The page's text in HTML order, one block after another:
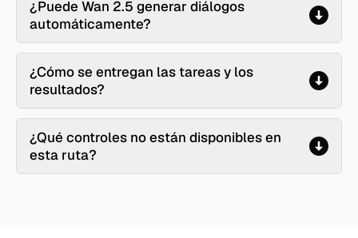
¿Puede Wan 2.5 generar diálogos
automáticamente?
¿Cómo se entregan las tareas y los
resultados?
¿Qué controles no están disponibles en
esta ruta?